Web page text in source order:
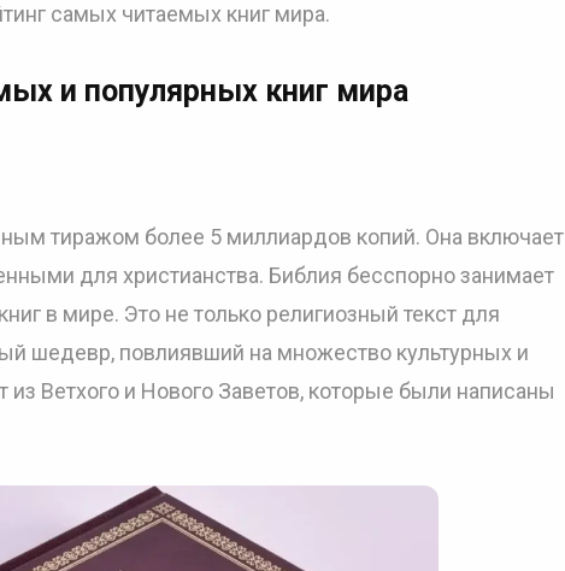
самых читаемых книг мира.
и популярных книг мира
тиражом более 5 миллиардов копий. Она включает
для христианства. Библия бесспорно занимает
в мире. Это не только религиозный текст для
шедевр, повлиявший на множество культурных и
из Ветхого и Нового Заветов, которые были написаны